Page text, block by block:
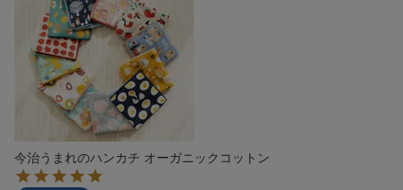
今治うまれのハンカチ オーガニックコットン